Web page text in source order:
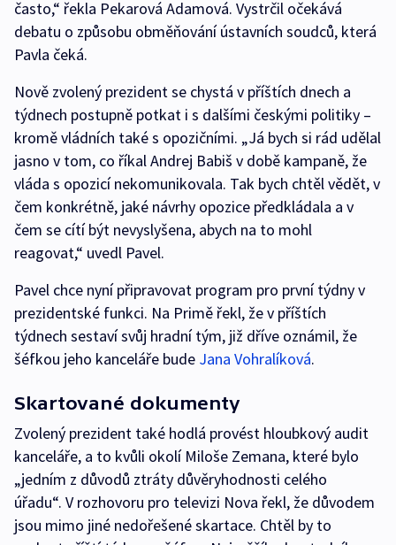
často,“ řekla Pekarová Adamová. Vystrčil očekává
debatu o způsobu obměňování ústavních soudců, která
Pavla čeká.
Nově zvolený prezident se chystá v příštích dnech a
týdnech postupně potkat i s dalšími českými politiky –
kromě vládních také s opozičními. „Já bych si rád udělal
jasno v tom, co říkal Andrej Babiš v době kampaně, že
vláda s opozicí nekomunikovala. Tak bych chtěl vědět, v
čem konkrétně, jaké návrhy opozice předkládala a v
čem se cítí být nevyslyšena, abych na to mohl
reagovat,“ uvedl Pavel.
Pavel chce nyní připravovat program pro první týdny v
prezidentské funkci. Na Primě řekl, že v příštích
týdnech sestaví svůj hradní tým, již dříve oznámil, že
šéfkou jeho kanceláře bude Jana Vohralíková.
Skartované dokumenty
Zvolený prezident také hodlá provést hloubkový audit
kanceláře, a to kvůli okolí Miloše Zemana, které bylo
„jedním z důvodů ztráty důvěryhodnosti celého
úřadu“. V rozhovoru pro televizi Nova řekl, že důvodem
jsou mimo jiné nedořešené skartace. Chtěl by to